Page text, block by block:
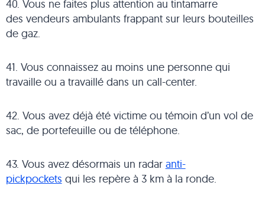
40. Vous ne faites plus attention au tintamarre
des vendeurs ambulants frappant sur leurs bouteilles
de gaz.
41. Vous connaissez au moins une personne qui
travaille ou a travaillé dans un call-center.
42. Vous avez déjà été victime ou témoin d’un vol de
sac, de portefeuille ou de téléphone.
43. Vous avez désormais un radar anti-
pickpockets qui les repère à 3 km à la ronde.